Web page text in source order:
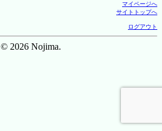
マイページへ
サイトトップへ
ログアウト
© 2026 Nojima.